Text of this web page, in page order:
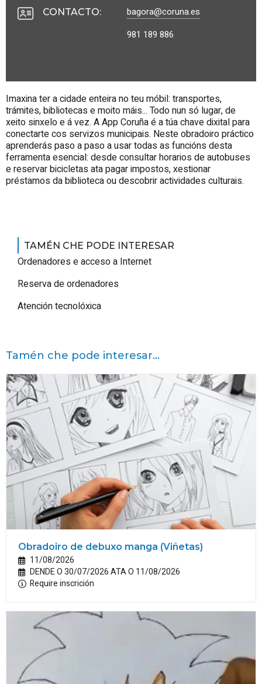
CONTACTO:
bagora@coruna.es
981 189 886
Imaxina ter a cidade enteira no teu móbil: transportes,
trámites, bibliotecas e moito máis... Todo nun só lugar, de
xeito sinxelo e á vez. A App Coruña é a túa chave dixital para
conectarte cos servizos municipais. Neste obradoiro práctico
aprenderás paso a paso a usar todas as funcións desta
ferramenta esencial: desde consultar horarios de autobuses
e reservar bicicletas ata pagar impostos, xestionar
préstamos da biblioteca ou descobrir actividades culturais.
TAMÉN CHE PODE INTERESAR
Ordenadores e acceso a Internet
Reserva de ordenadores
Atención tecnolóxica
Tamén che pode interesar...
Obradoiro de debuxo manga (Viñetas)
11/08/2026
DENDE O 30/07/2026 ATA O 11/08/2026
Require inscrición